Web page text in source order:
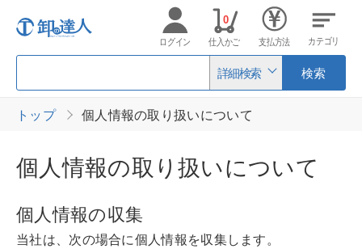
詳細検索 検索
ログイン 仕入かご
0
支払方法 カテゴリ
トップ 個人情報の取り扱いについて
個人情報の取り扱いについて
個人情報の収集
当社は、次の場合に個人情報を収集します。